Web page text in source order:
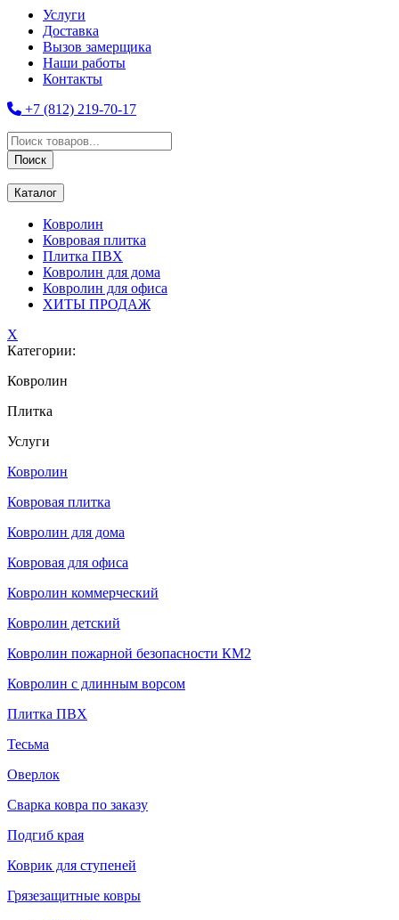
Услуги
Доставка
Вызов замерщика
Наши работы
Контакты
+7 (812) 219-70-17
Поиск
товаров
Поиск
Каталог
Ковролин
Ковровая плитка
Плитка ПВХ
Ковролин для дома
Ковролин для офиса
ХИТЫ ПРОДАЖ
X
Категории:
Ковролин
Плитка
Услуги
Ковролин
Ковровая плитка
Ковролин для дома
Ковровая для офиса
Ковролин коммерческий
Ковролин детский
Ковролин пожарной безопасности КМ2
Ковролин с длинным ворсом
Плитка ПВХ
Тесьма
Оверлок
Сварка ковра по заказу
Подгиб края
Коврик для ступеней
Грязезащитные ковры